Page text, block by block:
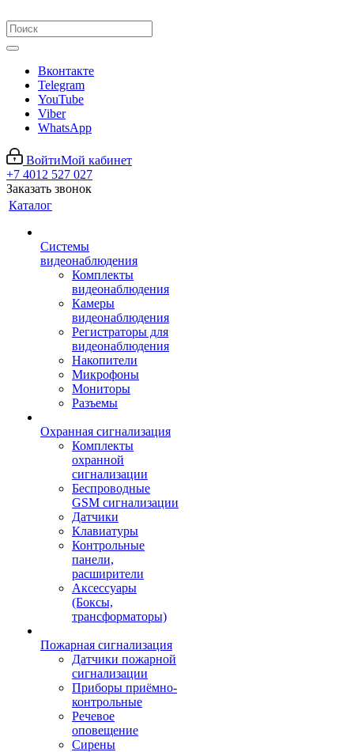
Вконтакте
Telegram
YouTube
Viber
WhatsApp
ВойтиМой кабинет
+7 4012 527 027
Заказать звонок
Каталог
Системы
видеонаблюдения
Комплекты
видеонаблюдения
Камеры
видеонаблюдения
Регистраторы для
видеонаблюдения
Накопители
Микрофоны
Мониторы
Разъемы
Охранная сигнализация
Комплекты
охранной
сигнализации
Беспроводные
GSM сигнализации
Датчики
Клавиатуры
Контрольные
панели,
расширители
Аксессуары
(Боксы,
трансформаторы)
Пожарная сигнализация
Датчики пожарной
сигнализации
Приборы приёмно-
контрольные
Речевое
оповещение
Сирены